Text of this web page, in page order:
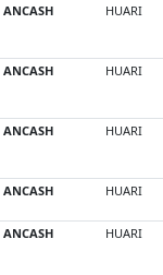
ANCASH HUARI
ANCASH HUARI
ANCASH HUARI
ANCASH HUARI
ANCASH HUARI